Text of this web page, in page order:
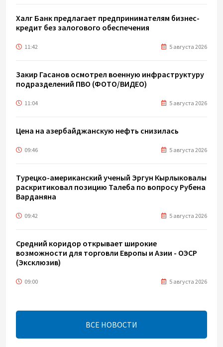
Халг Банк предлагает предпринимателям бизнес-
кредит без залогового обеспечения
11:42 5 августа 2026
Закир Гасанов осмотрел военную инфраструктуру
подразделений ПВО (ФОТО/ВИДЕО)
11:04 5 августа 2026
Цена на азербайджанскую нефть cнизилась
09:46 5 августа 2026
Турецко-американский ученый Эргун Кырлыковалы
раскритиковал позицию Талеба по вопросу Рубена
Варданяна
09:42 5 августа 2026
Средний коридор открывает широкие
возможности для торговли Европы и Азии - ОЭСР
(Эксклюзив)
09:00 5 августа 2026
Центральная Азия ускоряет цифровой переход:
08:00 5 августа 2026
ВСЕ НОВОСТИ